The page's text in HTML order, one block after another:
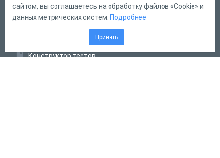
Форма обратной связи
Конструктор тестов
сайтом, вы соглашаетесь на обработку файлов «Cookie» и
данных метрических систем. Подробнее
Принять